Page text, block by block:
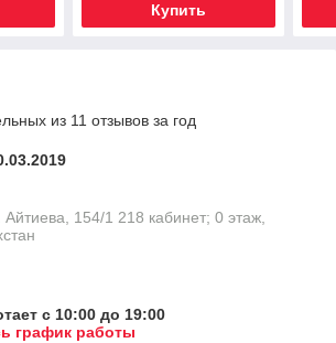
Купить
из 11 отзывов за год
154/1​ 218 кабинет; 0 этаж,
с 10:00 до 19:00
график работы